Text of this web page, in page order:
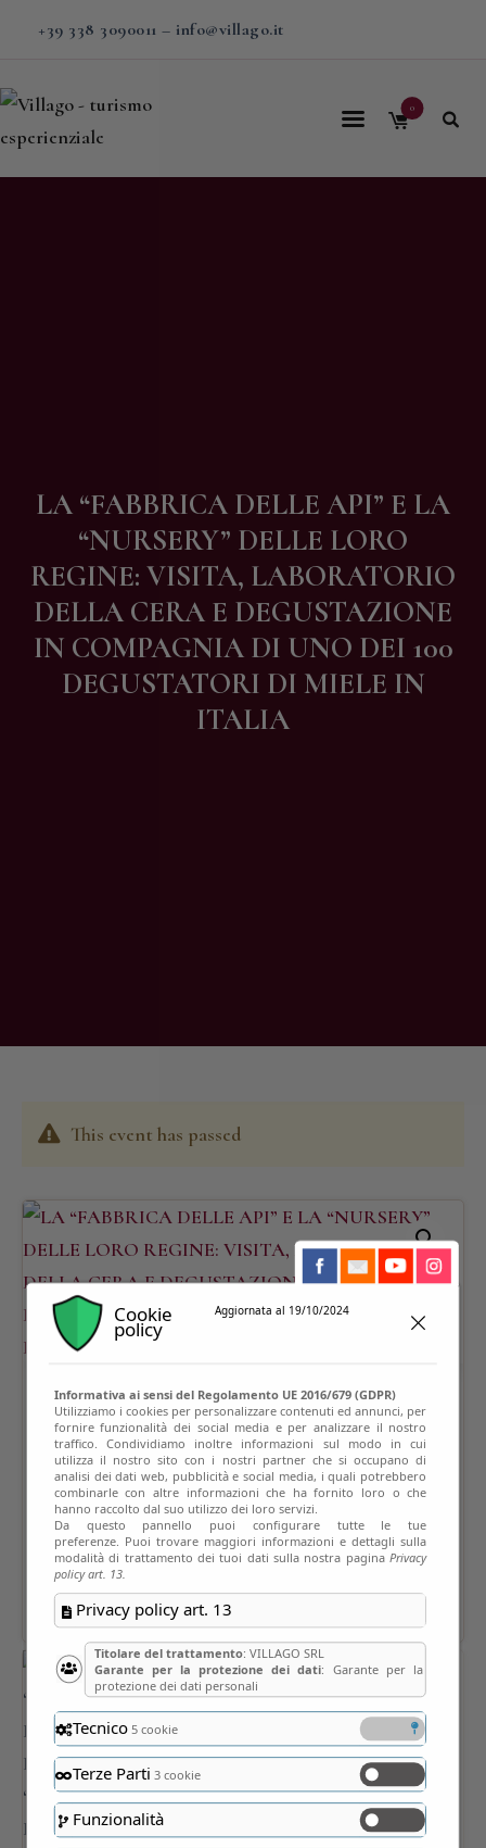
+39 338 3090011 – info@villago.it
0
LA “FABBRICA DELLE API” E LA
“NURSERY” DELLE LORO
REGINE: VISITA, LABORATORIO
DELLA CERA E DEGUSTAZIONE
IN COMPAGNIA DI UNO DEI 100
DEGUSTATORI DI MIELE IN
ITALIA
Home
Contatti
This event has passed
Cookie
policy
Aggiornata al 19/10/2024
Informativa ai sensi del Regolamento UE 2016/679 (GDPR)
Utilizziamo i cookies per personalizzare contenuti ed annunci, per
fornire funzionalità dei social media e per analizzare il nostro
traffico. Condividiamo inoltre informazioni sul modo in cui
utilizza il nostro sito con i nostri partner che si occupano di
analisi dei dati web, pubblicità e social media, i quali potrebbero
combinarle con altre informazioni che ha fornito loro o che
hanno raccolto dal suo utilizzo dei loro servizi.
Da questo pannello puoi configurare tutte le tue
preferenze. Puoi trovare maggiori informazioni e dettagli sulla
modalità di trattamento dei tuoi dati sulla nostra paginaPrivacy
policy art. 13.
Privacy policy art. 13
Titolare del trattamento: VILLAGO SRL
Garante per la protezione dei dati: Garante per la
protezione dei dati personali
Tecnico5 cookie
Terze Parti 3 cookie
Funzionalità